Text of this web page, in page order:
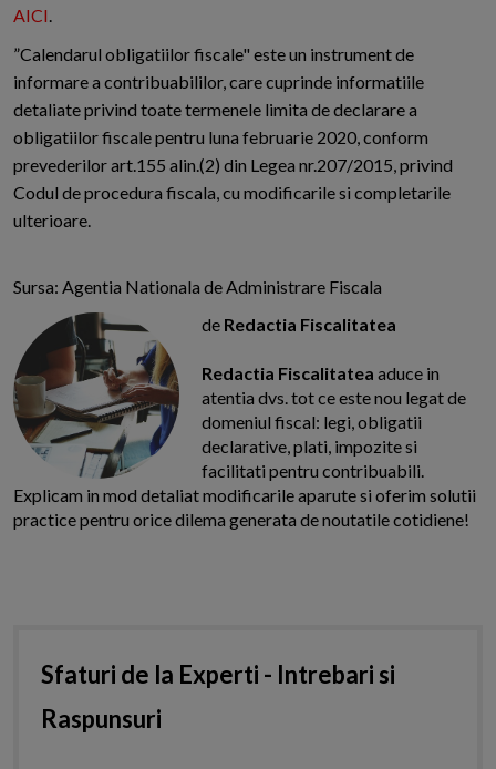
AICI.
”Calendarul obligatiilor fiscale" este un instrument de
informare a contribuabililor, care cuprinde informatiile
detaliate privind toate termenele limita de declarare a
obligatiilor fiscale pentru luna februarie 2020, conform
prevederilor art.155 alin.(2) din Legea nr.207/2015, privind
Codul de procedura fiscala, cu modificarile si completarile
ulterioare.
Sursa: Agentia Nationala de Administrare Fiscala
de Redactia Fiscalitatea
Redactia Fiscalitatea aduce in
atentia dvs. tot ce este nou legat de
domeniul fiscal: legi, obligatii
declarative, plati, impozite si
facilitati pentru contribuabili.
Explicam in mod detaliat modificarile aparute si oferim solutii
practice pentru orice dilema generata de noutatile cotidiene!
Sfaturi de la Experti - Intrebari si
Raspunsuri